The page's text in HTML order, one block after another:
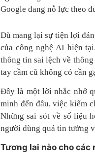
Google đang nỗ lực theo
Dù mang lại sự tiện lợi
của công nghệ AI hiện
thông tin sai lệch về
tay cầm cũ không có cần
Đây là một lời nhắc nhở
minh đến đâu, việc kiểm
Những sai sót về số liệu
người dùng quá tin tưởng
Tương lai nào cho các